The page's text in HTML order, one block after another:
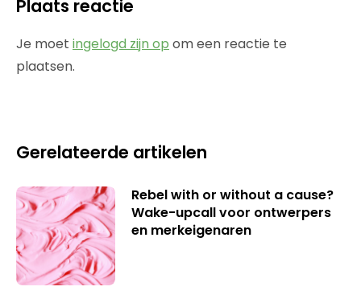
Plaats reactie
Je moet ingelogd zijn op om een reactie te
plaatsen.
Gerelateerde artikelen
Rebel with or without a cause?
Wake-upcall voor ontwerpers
en merkeigenaren